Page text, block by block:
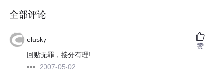
全部评论
elusky
回贴无罪，接分有理!
2007-05-02
赞